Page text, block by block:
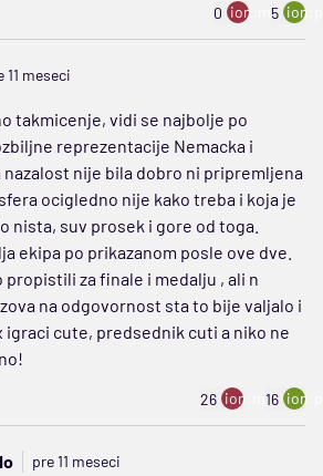
0 ion:minus
5
11 meseci
takmicenje, vidi se najbolje po
reprezentacije Nemacka i
nazalost nije bila dobro ni pripremljena
ocigledno nije kako treba i koja je
nista, suv prosek i gore od toga.
ekipa po prikazanom posle ove dve.
propistili za finale i medalju , ali n
na odgovornost sta to bije valjalo i
cute, predsednik cuti a niko ne
26 ion:minus
16
pre 11 meseci